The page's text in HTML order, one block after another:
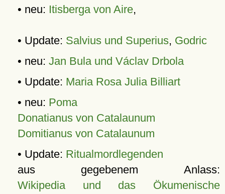
• neu: Itisberga von Aire,
• Update: Salvius und Superius, Godric
• neu: Jan Bula und Václav Drbola
• Update: Maria Rosa Julia Billiart
• neu: Poma
Donatianus von Catalaunum
Domitianus von Catalaunum
• Update: Ritualmordlegenden
aus gegebenem Anlass:
Wikipedia und das Ökumenische